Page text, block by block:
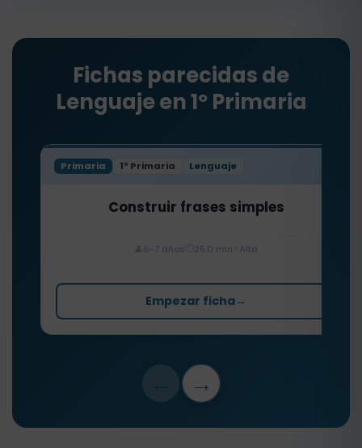
Fichas parecidas de
Lenguaje en 1º Primaria
Primaria 1º Primaria Lenguaje
Construir frases simples
6-7 años 25.0 min Alta
Empezar ficha→
→